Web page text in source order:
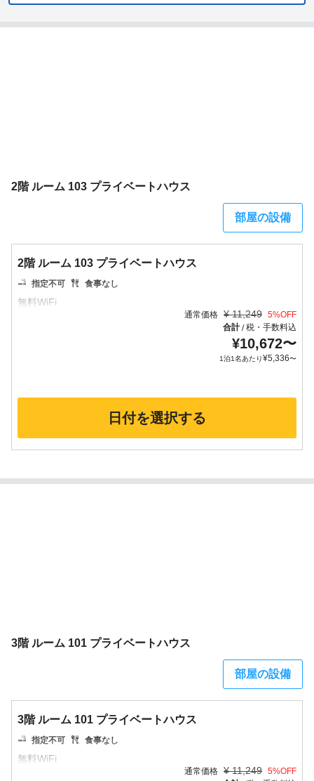
2階 ルーム 103 プライベートハウス
部屋の設備
2階 ルーム 103 プライベートハウス
指定不可 食事なし
通常価格 ¥ 11,249 5%OFF
合計/税・手数料込
¥10,672〜
1泊1名あたり¥5,336〜
日付を選択する
3階 ルーム 101 プライベートハウス
部屋の設備
3階 ルーム 101 プライベートハウス
指定不可 食事なし
通常価格 ¥ 11,249 5%OFF